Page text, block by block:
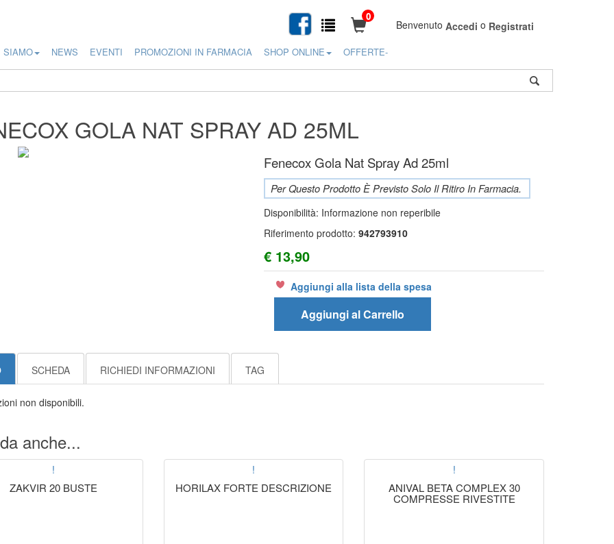
Benvenuto Accedi o Registrati
0
SIAMO NEWS EVENTI PROMOZIONI IN FARMACIA SHOP ONLINE OFFERTE-
GOLA NAT SPRAY AD 25ML
Fenecox Gola Nat Spray Ad 25ml
Per Questo Prodotto È Previsto Solo Il Ritiro In Farmacia.
Disponibilità: Informazione non reperibile
Riferimento prodotto:942793910
€ 13,90
Aggiungi alla lista della spesa
Aggiungi al Carrello
SCHEDA RICHIEDI INFORMAZIONI TAG
non disponibili.
anche...
!
ZAKVIR 20 BUSTE
!
HORILAX FORTE DESCRIZIONE
!
ANIVAL BETA COMPLEX 30
COMPRESSE RIVESTITE